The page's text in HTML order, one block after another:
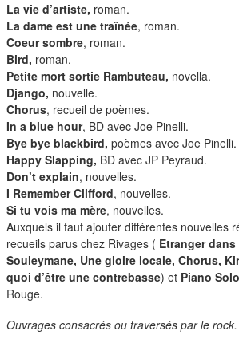
La vie d’artiste, roman.
La dame est une traînée, roman.
Coeur sombre, roman.
Bird, roman.
Petite mort sortie Rambuteau, novella.
Django, nouvelle.
Chorus, recueil de poèmes.
In a blue hour, BD avec Joe Pinelli.
Bye bye blackbird, poèmes avec Joe Pinelli.
Happy Slapping, BD avec JP Peyraud.
Don’t explain, nouvelles.
I Remember Clifford, nouvelles.
Si tu vois ma mère, nouvelles.
Auxquels il faut ajouter différentes nouvelles
recueils parus chez Rivages ( Etranger
Souleymane, Une gloire locale, Chorus,
quoi d’être une contrebasse) et Piano Solo
Rouge.
Ouvrages consacrés ou traversés par le rock.